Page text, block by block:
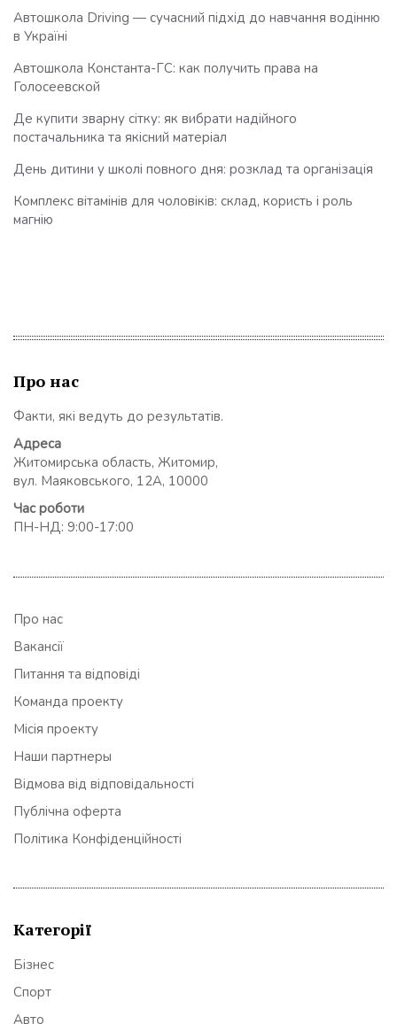
Автошкола Driving — сучасний підхід до навчання водінню
в Україні
Автошкола Константа-ГС: как получить права на
Голосеевской
Де купити зварну сітку: як вибрати надійного
постачальника та якісний матеріал
День дитини у школі повного дня: розклад та організація
Комплекс вітамінів для чоловіків: склад, користь і роль
магнію
Про нас
Факти, які ведуть до результатів.
Адреса
Житомирська область, Житомир,
вул. Маяковського, 12А, 10000
Час роботи
ПН-НД: 9:00-17:00
Про нас
Вакансії
Питання та відповіді
Команда проекту
Місія проекту
Наши партнеры
Відмова від відповідальності
Публічна оферта
Політика Конфіденційності
Категорії
Бізнес
Спорт
Авто